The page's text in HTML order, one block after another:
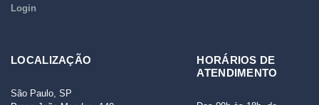
Login
LOCALIZAÇÃO
São Paulo, SP
HORÁRIOS DE
ATENDIMENTO